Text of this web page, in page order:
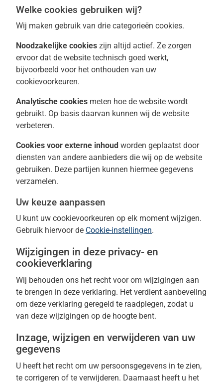
Welke cookies gebruiken wij?
Wij maken gebruik van drie categorieën cookies.
Noodzakelijke cookies zijn altijd actief. Ze zorgen
ervoor dat de website technisch goed werkt,
bijvoorbeeld voor het onthouden van uw
cookievoorkeuren.
Analytische cookies meten hoe de website wordt
gebruikt. Op basis daarvan kunnen wij de website
verbeteren.
Cookies voor externe inhoud worden geplaatst door
diensten van andere aanbieders die wij op de website
gebruiken. Deze partijen kunnen hiermee gegevens
verzamelen.
Uw keuze aanpassen
U kunt uw cookievoorkeuren op elk moment wijzigen.
Gebruik hiervoor de Cookie-instellingen.
Wijzigingen in deze privacy- en
cookieverklaring
Wij behouden ons het recht voor om wijzigingen aan
te brengen in deze verklaring. Het verdient aanbeveling
om deze verklaring geregeld te raadplegen, zodat u
van deze wijzigingen op de hoogte bent.
Inzage, wijzigen en verwijderen van uw
gegevens
U heeft het recht om uw persoonsgegevens in te zien,
te corrigeren of te verwijderen. Daarnaast heeft u het